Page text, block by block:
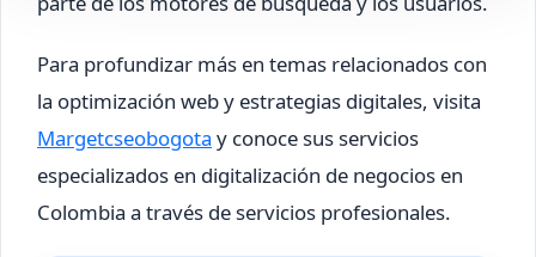
Para profundizar más en temas relacionados con
la optimización web y estrategias digitales, visita
Margetcseobogota y conoce sus servicios
especializados en digitalización de negocios en
Colombia a través de servicios profesionales.